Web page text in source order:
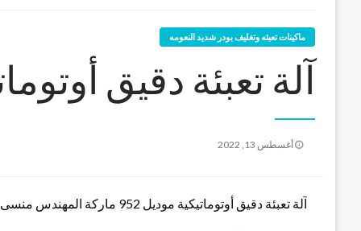
ماكينات تعبئه وتغليف بودر شديد النعومه
آلة تعبئة دقيق
نُشر
أغسطس 13, 2022
آلة تعبئة دقيق أوتوماتيكية موديل 952 ماركة المهندس منسى